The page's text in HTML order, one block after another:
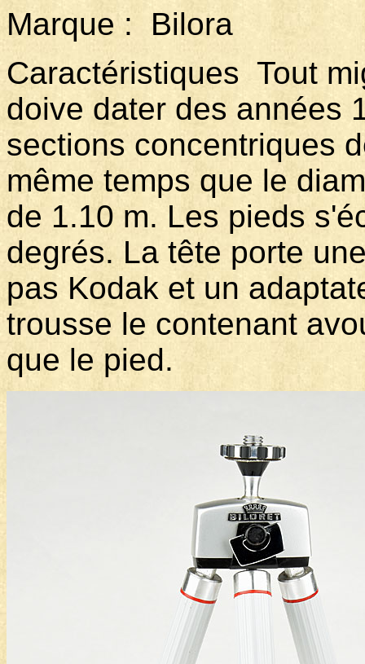
Marque : Bilora
Caractéristiques Tout
doive dater des années
sections concentriques
même temps que le
de 1.10 m. Les pieds
degrés. La tête porte
pas Kodak et un
trousse le contenant
que le pied.